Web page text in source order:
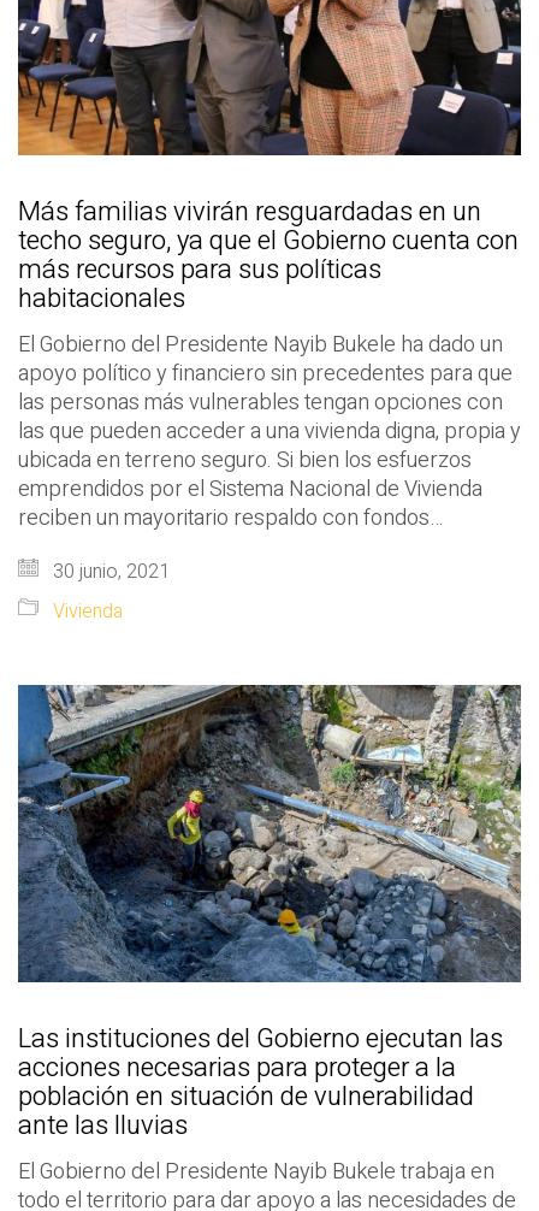
Más familias vivirán resguardadas en un
techo seguro, ya que el Gobierno cuenta con
más recursos para sus políticas
habitacionales
El Gobierno del Presidente Nayib Bukele ha dado un
apoyo político y financiero sin precedentes para que
las personas más vulnerables tengan opciones con
las que pueden acceder a una vivienda digna, propia y
ubicada en terreno seguro. Si bien los esfuerzos
emprendidos por el Sistema Nacional de Vivienda
reciben un mayoritario respaldo con fondos…
30 junio, 2021
Vivienda
Las instituciones del Gobierno ejecutan las
acciones necesarias para proteger a la
población en situación de vulnerabilidad
ante las lluvias
El Gobierno del Presidente Nayib Bukele trabaja en
todo el territorio para dar apoyo a las necesidades de